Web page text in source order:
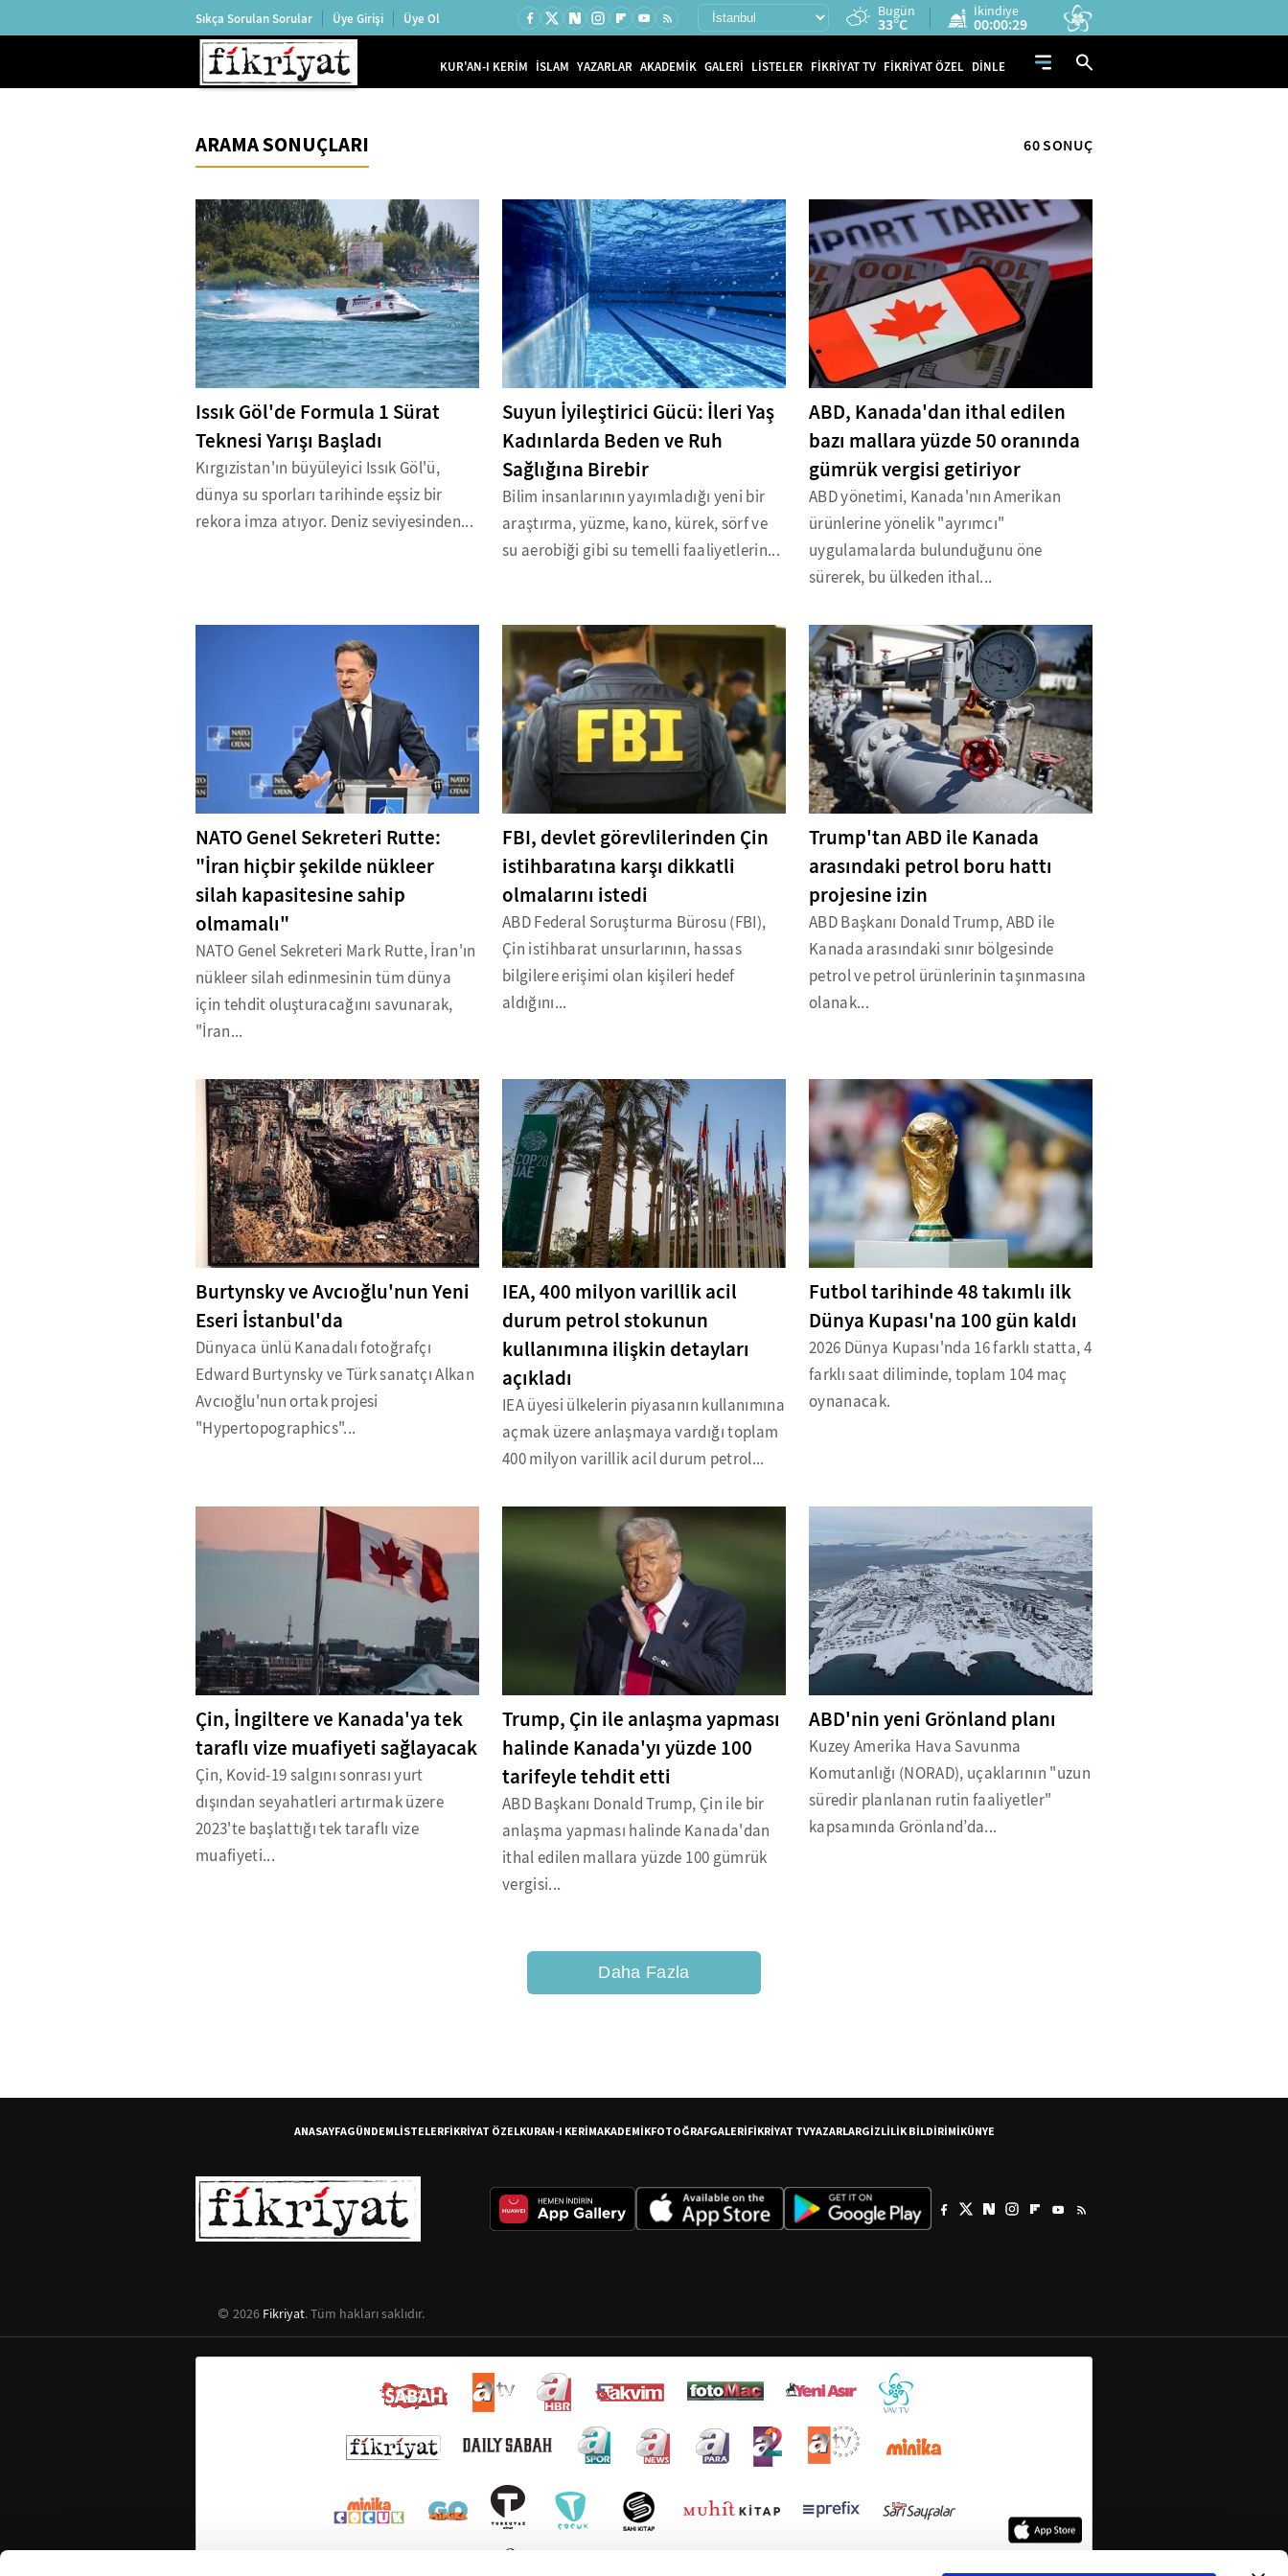
Sıkça Sorulan Sorular Üye Girişi Üye Ol Bugün
33°C
İkindiye
00:00:28
KUR'AN-I KERİM İSLAM YAZARLAR AKADEMİK GALERİ LİSTELER FİKRİYAT TV FİKRİYAT ÖZEL DİNLE
ARAMA SONUÇLARI 60 SONUÇ
Issık Göl'de Formula 1 Sürat
Teknesi Yarışı Başladı
Kırgızistan'ın büyüleyici Issık Göl'ü,
dünya su sporları tarihinde eşsiz bir
rekora imza atıyor. Deniz seviyesinden...
Suyun İyileştirici Gücü: İleri Yaş
Kadınlarda Beden ve Ruh
Sağlığına Birebir
Bilim insanlarının yayımladığı yeni bir
araştırma, yüzme, kano, kürek, sörf ve
su aerobiği gibi su temelli faaliyetlerin...
ABD, Kanada'dan ithal edilen
bazı mallara yüzde 50 oranında
gümrük vergisi getiriyor
ABD yönetimi, Kanada'nın Amerikan
ürünlerine yönelik "ayrımcı"
uygulamalarda bulunduğunu öne
sürerek, bu ülkeden ithal...
NATO Genel Sekreteri Rutte:
"İran hiçbir şekilde nükleer
silah kapasitesine sahip
olmamalı"
NATO Genel Sekreteri Mark Rutte, İran'ın
nükleer silah edinmesinin tüm dünya
için tehdit oluşturacağını savunarak,
"İran...
FBI, devlet görevlilerinden Çin
istihbaratına karşı dikkatli
olmalarını istedi
ABD Federal Soruşturma Bürosu (FBI),
Çin istihbarat unsurlarının, hassas
bilgilere erişimi olan kişileri hedef
aldığını...
Trump'tan ABD ile Kanada
arasındaki petrol boru hattı
projesine izin
ABD Başkanı Donald Trump, ABD ile
Kanada arasındaki sınır bölgesinde
petrol ve petrol ürünlerinin taşınmasına
olanak...
Burtynsky ve Avcıoğlu'nun Yeni
Eseri İstanbul'da
Dünyaca ünlü Kanadalı fotoğrafçı
Edward Burtynsky ve Türk sanatçı Alkan
Avcıoğlu'nun ortak projesi
"Hypertopographics"...
IEA, 400 milyon varillik acil
durum petrol stokunun
kullanımına ilişkin detayları
açıkladı
IEA üyesi ülkelerin piyasanın kullanımına
açmak üzere anlaşmaya vardığı toplam
400 milyon varillik acil durum petrol...
Futbol tarihinde 48 takımlı ilk
Dünya Kupası'na 100 gün kaldı
2026 Dünya Kupası'nda 16 farklı statta, 4
farklı saat diliminde, toplam 104 maç
oynanacak.
Çin, İngiltere ve Kanada'ya tek
taraflı vize muafiyeti sağlayacak
Çin, Kovid-19 salgını sonrası yurt
dışından seyahatleri artırmak üzere
2023'te başlattığı tek taraflı vize
muafiyeti...
Trump, Çin ile anlaşma yapması
halinde Kanada'yı yüzde 100
tarifeyle tehdit etti
ABD Başkanı Donald Trump, Çin ile bir
anlaşma yapması halinde Kanada'dan
ithal edilen mallara yüzde 100 gümrük
vergisi...
ABD'nin yeni Grönland planı
Kuzey Amerika Hava Savunma
Komutanlığı (NORAD), uçaklarının "uzun
süredir planlanan rutin faaliyetler"
kapsamında Grönland’da...
Daha Fazla
ANASAYFAGÜNDEMLİSTELERFİKRİYAT ÖZELKURAN-I KERİMAKADEMİKFOTOĞRAFGALERİFİKRİYAT TVYAZARLARGİZLİLİK BİLDİRİMİKÜNYE
2026 Fikriyat. Tüm hakları saklıdır.